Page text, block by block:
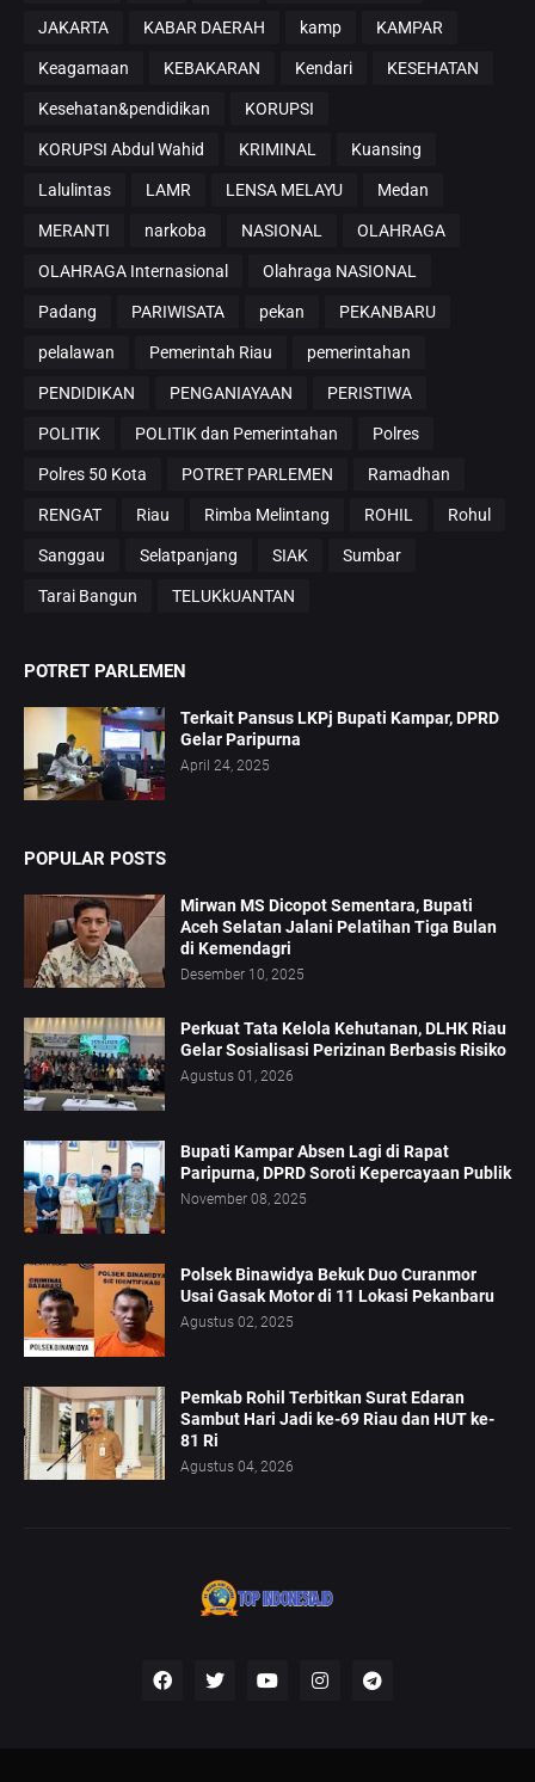
JAKARTA KABAR DAERAH kamp KAMPAR
Keagamaan KEBAKARAN Kendari KESEHATAN
Kesehatan&pendidikan KORUPSI
KORUPSI Abdul Wahid KRIMINAL Kuansing
Lalulintas LAMR LENSA MELAYU Medan
MERANTI narkoba NASIONAL OLAHRAGA
OLAHRAGA Internasional Olahraga NASIONAL
Padang PARIWISATA pekan PEKANBARU
pelalawan Pemerintah Riau pemerintahan
PENDIDIKAN PENGANIAYAAN PERISTIWA
POLITIK POLITIK dan Pemerintahan Polres
Polres 50 Kota POTRET PARLEMEN Ramadhan
RENGAT Riau Rimba Melintang ROHIL Rohul
Sanggau Selatpanjang SIAK Sumbar
Tarai Bangun TELUKkUANTAN
POTRET PARLEMEN
Terkait Pansus LKPj Bupati Kampar, DPRD
Gelar Paripurna
April 24, 2025
POPULAR POSTS
Mirwan MS Dicopot Sementara, Bupati
Aceh Selatan Jalani Pelatihan Tiga Bulan
di Kemendagri
Desember 10, 2025
Perkuat Tata Kelola Kehutanan, DLHK Riau
Gelar Sosialisasi Perizinan Berbasis Risiko
Agustus 01, 2026
Bupati Kampar Absen Lagi di Rapat
Paripurna, DPRD Soroti Kepercayaan Publik
November 08, 2025
Polsek Binawidya Bekuk Duo Curanmor
Usai Gasak Motor di 11 Lokasi Pekanbaru
Agustus 02, 2025
Pemkab Rohil Terbitkan Surat Edaran
Sambut Hari Jadi ke-69 Riau dan HUT ke-
81 Ri
Agustus 04, 2026